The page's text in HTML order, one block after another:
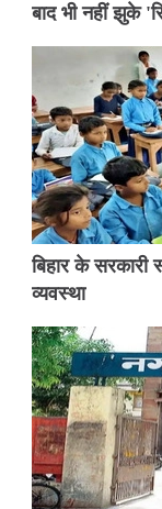
बाद भी नहीं झुके
बिहार के
व्यवस्था